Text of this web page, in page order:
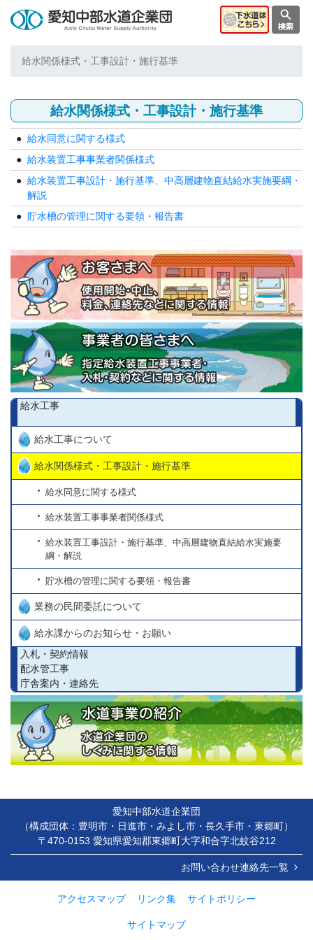
給水工事
給水工事について
給水関係様式・工事設計・施行基準
給水同意に関する様式
給水装置工事事業者関係様式
給水装置工事設計・施行基準、中高層建物直結給水実施要
綱・解説
貯水槽の管理に関する要領・報告書
業務の民間委託について
給水課からのお知らせ・お願い
入札・契約情報
配水管工事
庁舎案内・連絡先
給水関係様式・工事設計・施行基準
給水関係様式・工事設計・施行基準
給水同意に関する様式
給水装置工事事業者関係様式
給水装置工事設計・施行基準、中高層建物直結給水実施要綱・
解説
貯水槽の管理に関する要領・報告書
愛知中部水道企業団
（構成団体：豊明市・日進市・みよし市・長久手市・東郷町）
〒470-0153 愛知県愛知郡東郷町大字和合字北蚊谷212
お問い合わせ連絡先一覧
アクセスマップ リンク集 サイトポリシー
サイトマップ